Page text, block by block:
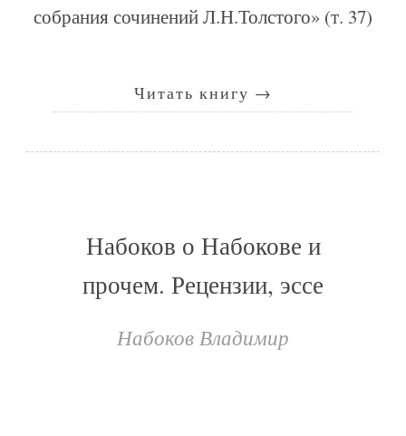
собрания сочинений Л.Н.Толстого» (т. 37)
Читать книгу →
Набоков о Набокове и
прочем. Рецензии, эссе
Набоков Владимир